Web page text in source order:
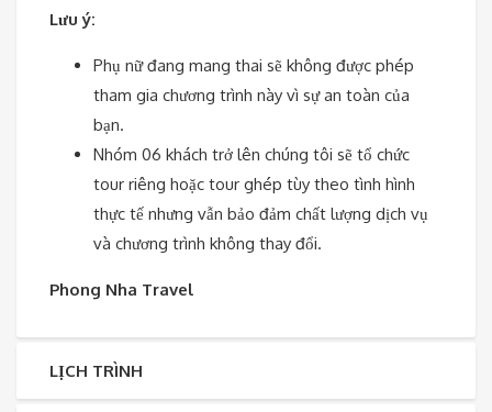
Lưu ý:
Phụ nữ đang mang thai sẽ không được phép
tham gia chương trình này vì sự an toàn của
bạn.
Nhóm 06 khách trở lên chúng tôi sẽ tổ chức
tour riêng hoặc tour ghép tùy theo tình hình
thực tế nhưng vẫn bảo đảm chất lượng dịch vụ
và chương trình không thay đổi.
Phong Nha Travel
LỊCH TRÌNH